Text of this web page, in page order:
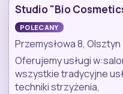
Studio "Bio
POLECANY
Przemysłowa 8, Olsztyn
Oferujemy usługi
wszystkie tradycyjne
techniki strzyżenia,